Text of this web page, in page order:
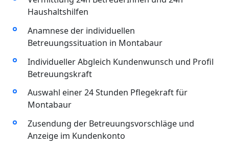
Haushaltshilfen
Anamnese der individuellen
Betreuungssituation in Montabaur
Individueller Abgleich Kundenwunsch und Profil
Betreuungskraft
Auswahl einer 24 Stunden Pflegekraft für
Montabaur
Zusendung der Betreuungsvorschläge und
Anzeige im Kundenkonto